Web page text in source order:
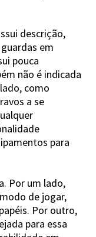
descrição,
em
pouca
não é indicada
como
a se
para
Por um lado,
de jogar,
Por outro,
para essa